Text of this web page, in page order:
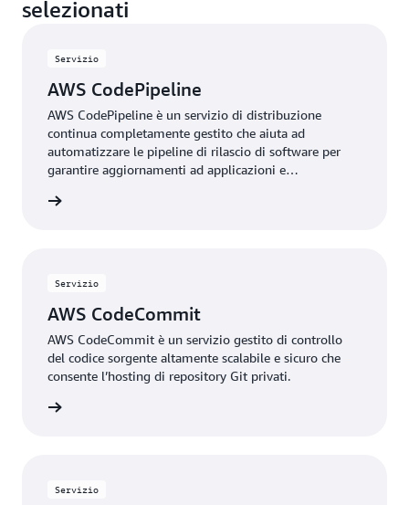
selezionati
Servizio
AWS CodePipeline
AWS CodePipeline è un servizio di distribuzione
continua completamente gestito che aiuta ad
automatizzare le pipeline di rilascio di software per
garantire aggiornamenti ad applicazioni e
Servizio
AWS CodeCommit
AWS CodeCommit è un servizio gestito di controllo
del codice sorgente altamente scalabile e sicuro che
consente l’hosting di repository Git privati.
Servizio